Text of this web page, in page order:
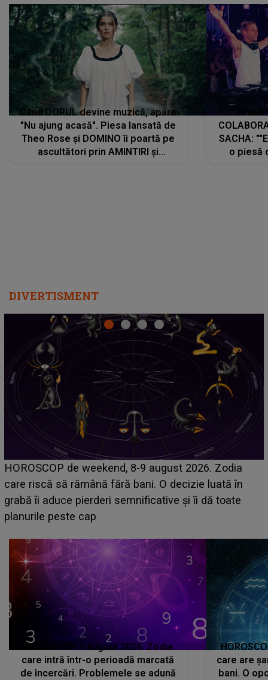
Când DORUL devine muzică, apare
"Nu ajung acasă". Piesa lansată de
Theo Rose și DOMINO îi poartă pe
ascultători prin AMINTIRI și
SACHA:
o piesă
DIVERTISMENT
Emanuel a ținut ACEST DETALIU ASCUNS până
acum! În fața Alexandrei, concurentul din Casa Iubirii
face o MĂRTURISIRE NEAȘTEPTATĂ despre mama
sa: "I-am spus și ei în față, eu nu te iubesc pentru
HOROSCOP 7 august 2026. Zodia
care intră într-o perioadă marcată
de încercări. Problemele se adună
care are
bani. O